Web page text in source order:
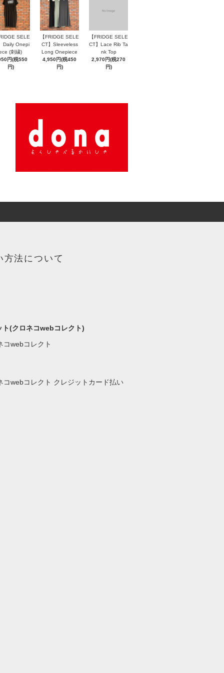
SELE
Daily Onepi
(刺繍)
円(税550
円)
【FRIDGE SELE
CT】Sleeveless
Long Onepiece
4,950円(税450
円)
【FRIDGE SELE
CT】Lace Rib Ta
nk Top
2,970円(税270
円)
方法について
ト(クロネコwebコレクト)